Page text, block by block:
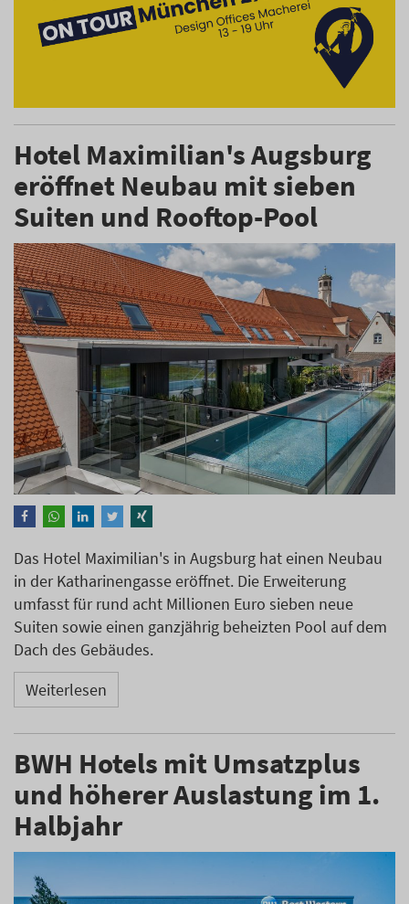
Hotel Maximilian's Augsburg
eröffnet Neubau mit sieben
Suiten und Rooftop-Pool
Das Hotel Maximilian's in Augsburg hat einen Neubau
in der Katharinengasse eröffnet. Die Erweiterung
umfasst für rund acht Millionen Euro sieben neue
Suiten sowie einen ganzjährig beheizten Pool auf dem
Dach des Gebäudes.
Weiterlesen
BWH Hotels mit Umsatzplus
und höherer Auslastung im 1.
Halbjahr